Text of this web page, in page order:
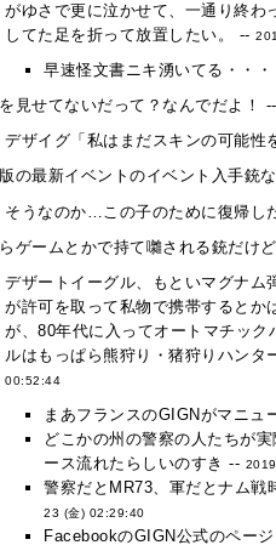
がゆさで更に泣かせて、一通り終わ
してた足を折って放置したい。 --
早速怪文書ニキ湧いてる・・
見せてないだって？なんでだよ！
デザイグ「私はまだスキンの可能性
の最新イベントのイベント入手銃
そうなのか…この子のために復帰し
ゲームとかで持て囃される銃だけ
デザートイーグル、もといマグナム
が許可を取って私物で携帯するとか
が、80年代に入ってオートマチッ
ルはもっぱら熊狩り・猪狩りハン
00:52:44
まあフランスのGIGNがマニ
どこかの州の警察の人たちが
ース流れたらしいのすき --
警察だとMR73、軍だとナム戦
23 (金) 02:29:40
FacebookのGIGN公式のペー